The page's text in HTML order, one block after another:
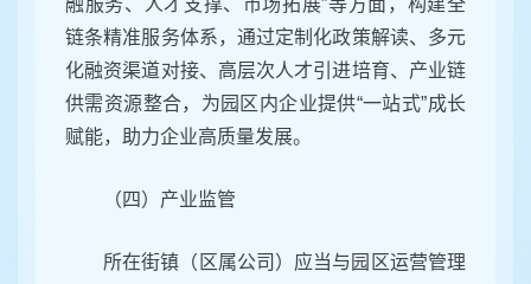
融服务、人才支撑、市场拓展”等方面，构建全
链条精准服务体系，通过定制化政策解读、多元
化融资渠道对接、高层次人才引进培育、产业链
供需资源整合，为园区内企业提供“一站式”成长
赋能，助力企业高质量发展。
（四）产业监管
所在街镇（区属公司）应当与园区运营管理